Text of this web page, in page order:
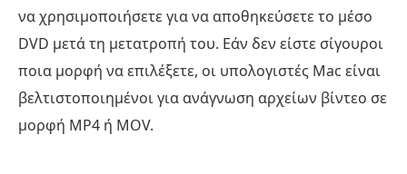
να χρησιμοποιήσετε για να αποθηκεύσετε το μέσο
DVD μετά τη μετατροπή του. Εάν δεν είστε σίγουροι
ποια μορφή να επιλέξετε, οι υπολογιστές Mac είναι
βελτιστοποιημένοι για ανάγνωση αρχείων βίντεο σε
μορφή MP4 ή MOV.